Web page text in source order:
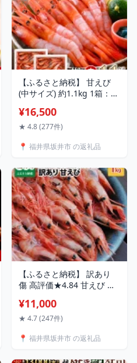
【ふるさと納税】 甘えび
(中サイズ) 約1.1kg 1箱：約
【簡易包装抗菌紙箱・発泡
箱】【甘エビ 海老 エビ ア
付き 有頭 生食 刺身 冷凍 魚
¥16,500
★ 4.8 (277件)
📍 福井県坂井市 の返礼品
【ふるさと納税】 訳あり
傷 高評価★4.84 甘えび 約
凍【海老 えび エビ アマエ
ビ あまえび 甘海老 殻付き
魚貝類 産地直送 坂井市産
¥11,000
★ 4.7 (247件)
📍 福井県坂井市 の返礼品